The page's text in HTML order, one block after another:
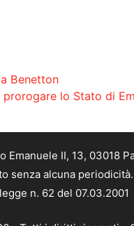
Benetton
lo Stato di
II, 13, 03018
senza alcuna
n. 62 del 07.03.2001